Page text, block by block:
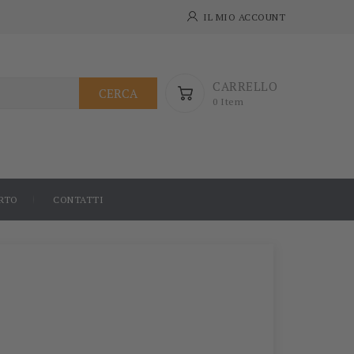
IL MIO ACCOUNT
CARRELLO
0 Item
CERCA
CONTATTI